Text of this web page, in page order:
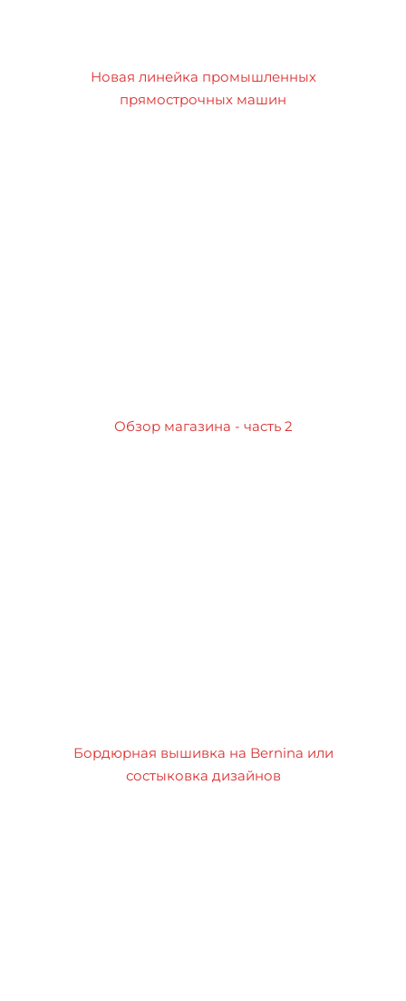
Новая линейка промышленных
прямострочных машин
Обзор магазина - часть 2
Бордюрная вышивка на Bernina или
состыковка дизайнов